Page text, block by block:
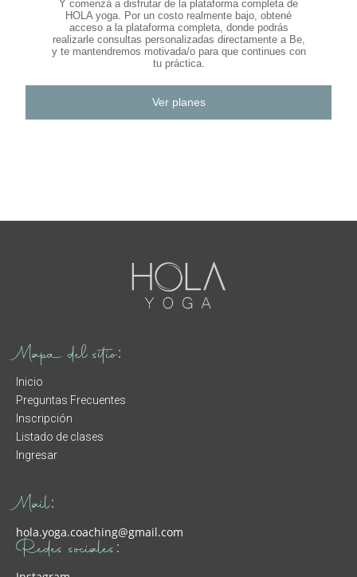
Y comenzá a disfrutar de la plataforma completa de
HOLA yoga. Por un costo realmente bajo, obtené
acceso a la plataforma completa, donde podrás
realizarle consultas personalizadas directamente a Be,
y te mantendremos motivada/o para que continues con
tu práctica.
Ver planes
Mapa del sitio:
Inicio
Preguntas Frecuentes
Inscripción
Listado de clases
Ingresar
Mail:
hola.yoga.coaching@gmail.com
Redes sociales: